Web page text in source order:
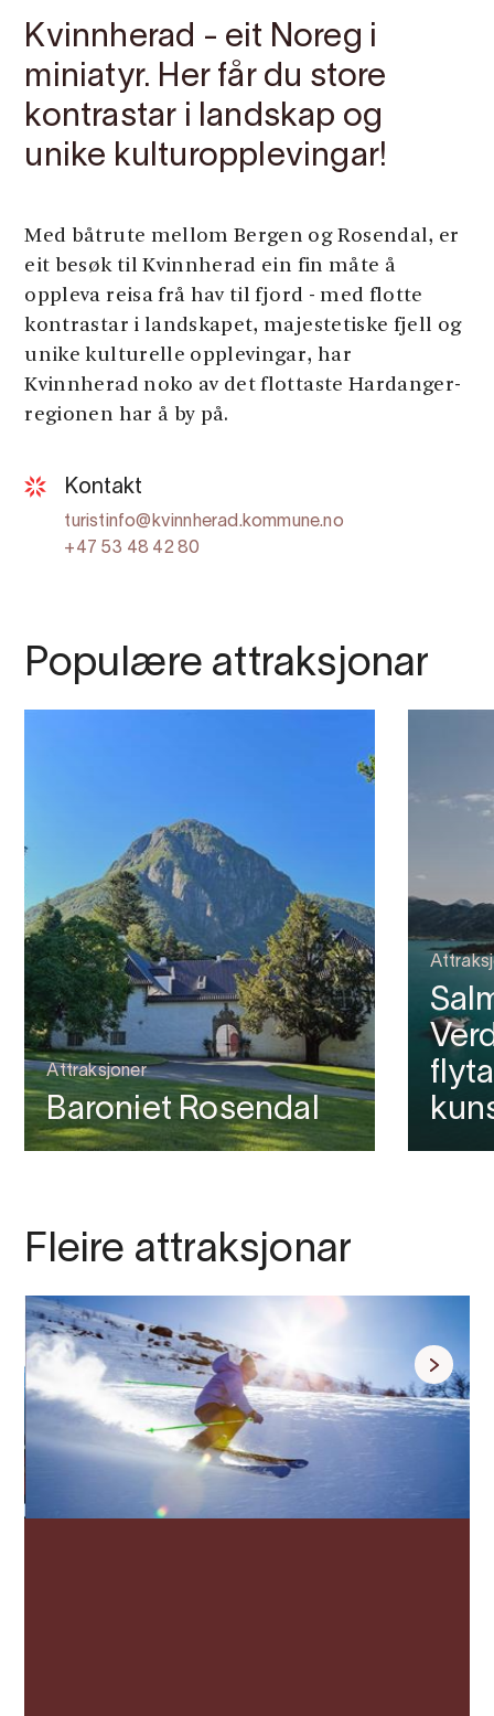
Kvinnherad - eit Noreg i
miniatyr. Her får du store
kontrastar i landskap og
unike kulturopplevingar!
Med båtrute mellom Bergen og Rosendal, er
eit besøk til Kvinnherad ein fin måte å
oppleva reisa frå hav til fjord - med flotte
kontrastar i landskapet, majestetiske fjell og
unike kulturelle opplevingar, har
Kvinnherad noko av det flottaste Hardanger-
regionen har å by på.
Kontakt
turistinfo@kvinnherad.kommune.no
+47 53 48 42 80
Populære attraksjonar
Attraksjoner
Baroniet Rosendal
Fleire attraksjonar